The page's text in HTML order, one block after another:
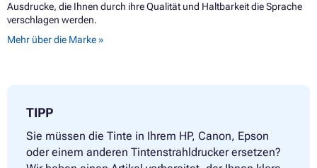
Ausdrucke, die Ihnen durch ihre Qualität und Haltbarkeit die Sprache
verschlagen werden.
Mehr über die Marke »
TIPP
Sie müssen die Tinte in Ihrem HP, Canon, Epson
oder einem anderen Tintenstrahldrucker ersetzen?